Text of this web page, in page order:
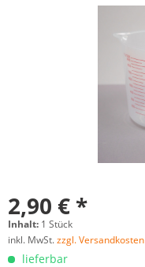
2,90 € *
Inhalt: 1 Stück
inkl. MwSt.zzgl. Versandkosten
lieferbar